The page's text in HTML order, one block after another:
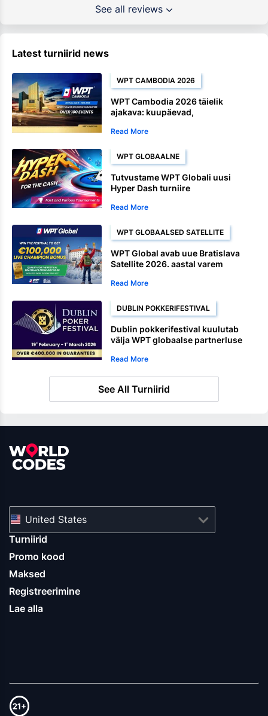
See all reviews
Latest turniirid news
WPT CAMBODIA 2026
WPT Cambodia 2026 täielik
ajakava: kuupäevad,
meistrivõistluste üritused
Read More
WPT GLOBAALNE
Tutvustame WPT Globali uusi
Hyper Dash turniire
Read More
WPT GLOBAALSED SATELLITE
WPT Global avab uue Bratislava
Satellite 2026. aastal varem
Read More
DUBLIN POKKERIFESTIVAL
Dublin pokkerifestival kuulutab
välja WPT globaalse partnerluse
Read More
See All Turniirid
United States
Turniirid
Promo kood
Maksed
Registreerimine
Lae alla